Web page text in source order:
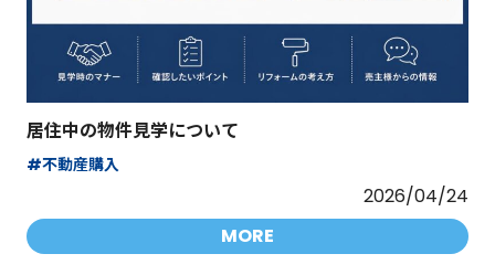
居住中の物件見学について
#不動産購入
2026/04/24
MORE